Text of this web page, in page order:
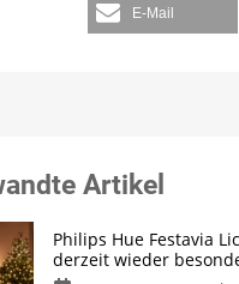
E-Mail
Artikel
Philips Hue Festavia
derzeit wieder